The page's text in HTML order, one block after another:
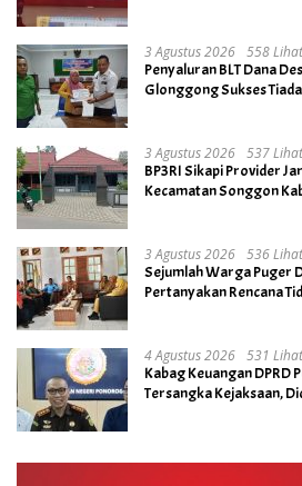
3 Agustus 2026 558 Lihat
Penyaluran BLT Dana
Glonggong Sukses
3 Agustus 2026 537 Lihat
BP3RI Sikapi Provider
Kecamatan Songgon
3 Agustus 2026 536 Lihat
Sejumlah Warga Puger
Pertanyakan Rencana
4 Agustus 2026 531 Lihat
Kabag Keuangan
Tersangka Kejaksaan,